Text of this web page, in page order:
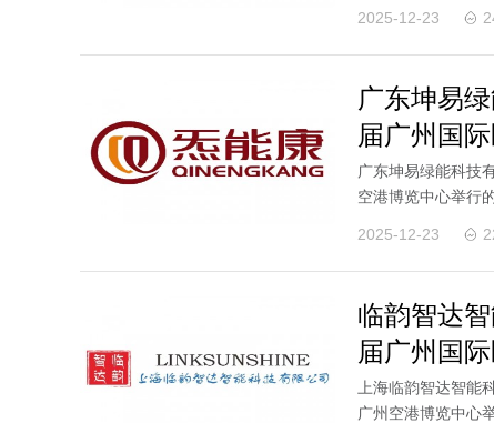
2025-12-23
广东坤易
届广州国
广东坤易绿能科技
空港博览中心举行
2025-12-23
临韵智达
届广州国
上海临韵智达智能
广州空港博览中心